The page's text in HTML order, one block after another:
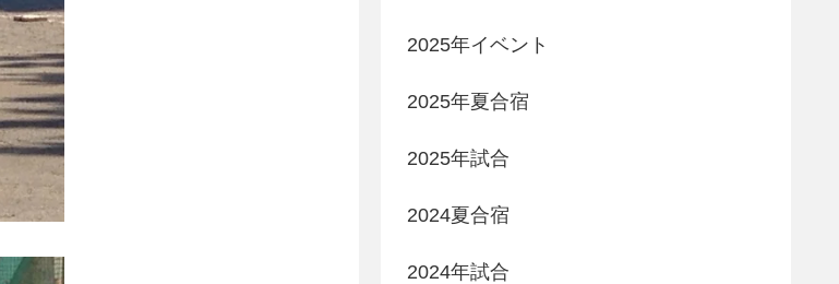
2025年イベント
2025年夏合宿
2025年試合
2024夏合宿
2024年試合